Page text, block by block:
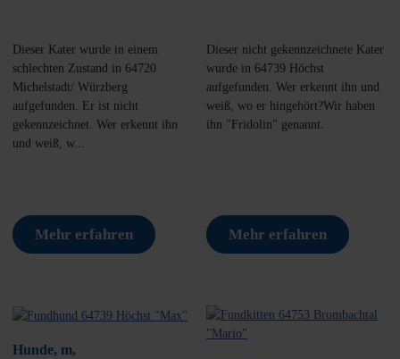
Dieser Kater wurde in einem
schlechten Zustand in 64720
Michelstadt/ Würzberg
aufgefunden. Er ist nicht
gekennzeichnet. Wer erkennt ihn
und weiß, w...
Mehr erfahren
Dieser nicht gekennzeichnete Kater
wurde in 64739 Höchst
aufgefunden. Wer erkennt ihn und
weiß, wo er hingehört?Wir haben
ihn "Fridolin" genannt.
Mehr erfahren
Hunde, m,